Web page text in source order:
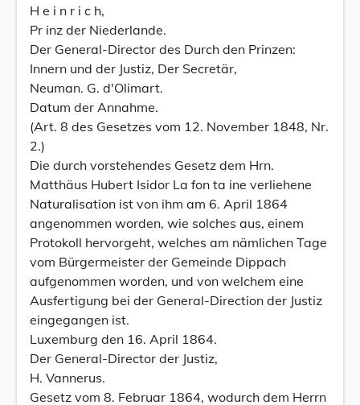
H e i n r i c h,
Pr inz der Niederlande.
Der General-Director des Durch den Prinzen:
Innern und der Justiz, Der Secretär,
Neuman. G. d'Olimart.
Datum der Annahme.
(Art. 8 des Gesetzes vom 12. November 1848, Nr.
2.)
Die durch vorstehendes Gesetz dem Hrn.
Matthäus Hubert Isidor La fon ta ine verliehene
Naturalisation ist von ihm am 6. April 1864
angenommen worden, wie solches aus, einem
Protokoll hervorgeht, welches am nämlichen Tage
vom Bürgermeister der Gemeinde Dippach
aufgenommen worden, und von welchem eine
Ausfertigung bei der General-Direction der Justiz
eingegangen ist.
Luxemburg den 16. April 1864.
Der General-Director der Justiz,
H. Vannerus.
Gesetz vom 8. Februar 1864, wodurch dem Herrn